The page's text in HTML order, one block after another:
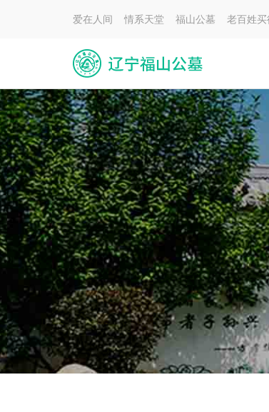
爱在人间 情系天堂 福山公墓 老百姓买